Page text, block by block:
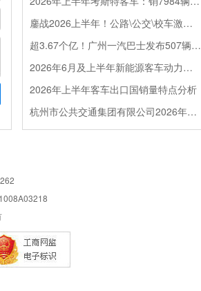
鏖战2026上半年！公路\公交\校车激烈角逐，谁问鼎赛道赢家?
超3.67个亿！广州一汽巴士发布507辆纯电动城市客车采购中标公告
2026年6月及上半年新能源客车动力电池装机量特点分析
2026年上半年客车出口国销量特点分析
杭州市公共交通集团有限公司2026年100辆纯电动城市客车采购招标公告